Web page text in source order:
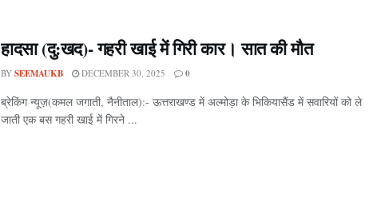
हादसा (दु:खद)- गहरी खाई में गिरी कार। सात की मौत
BY SEEMAUKB DECEMBER 30, 2025 0
ब्रेकिंग न्यूज़(कमल जगाती, नैनीताल):- ऊत्तराखण्ड में अल्मोड़ा के भिकियासैंड में सवारियों को ले
जाती एक बस गहरी खाई में गिरने ...